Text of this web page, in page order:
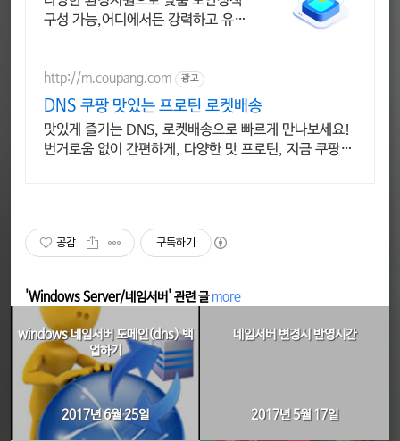
구성 가능,어디에서든 강력하고 유연
http://m.coupang.com 광고
DNS 쿠팡 맛있는 프로틴 로켓배송
맛있게 즐기는 DNS, 로켓배송으로 빠르게 만나보세요!
번거로움 없이 간편하게, 다양한 맛 프로틴, 지금 쿠팡에
공감 구독하기
'Windows Server/네임서버' 관련 글 more
windows 네임서버 도메인(dns) 백
업하기
2017년 6월 25일
네임서버 변경시 반영시간
2017년 5월 17일